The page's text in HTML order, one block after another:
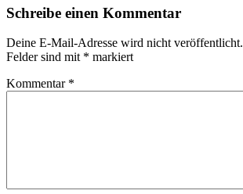
Schreibe einen Kommentar
Deine E-Mail-Adresse wird nicht veröffentlicht.
Felder sind mit * markiert
Kommentar *